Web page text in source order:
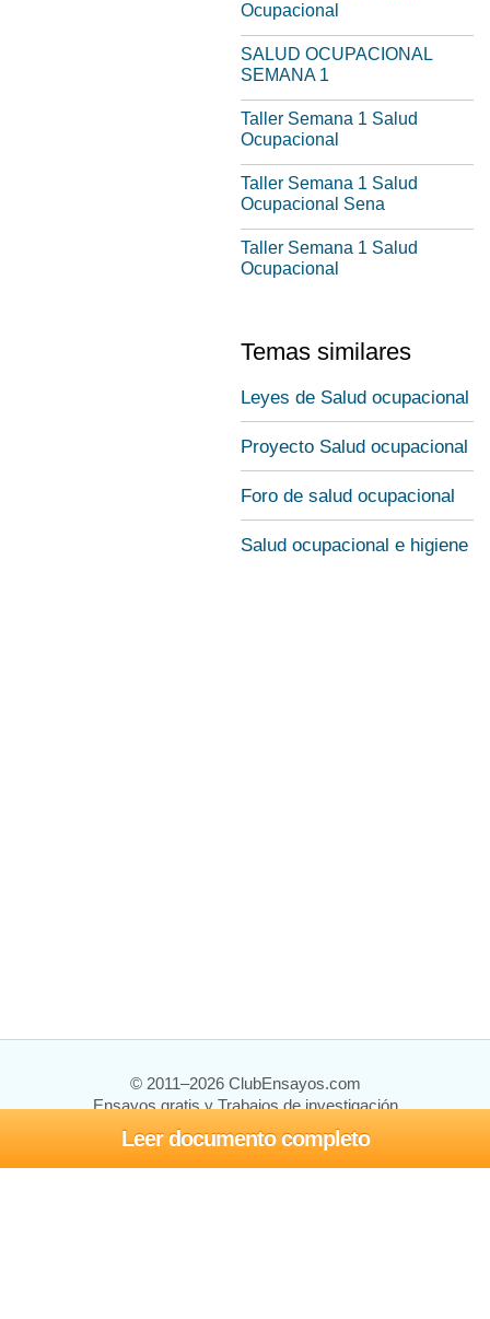
Leer documento completo
Ocupacional
SALUD OCUPACIONAL
SEMANA 1
Taller Semana 1 Salud
Ocupacional
Taller Semana 1 Salud
Ocupacional Sena
Taller Semana 1 Salud
Ocupacional
Temas similares
Leyes de Salud ocupacional
Proyecto Salud ocupacional
Foro de salud ocupacional
Salud ocupacional e higiene
© 2011–2026 ClubEnsayos.com
Ensayos gratis y Trabajos de investigación